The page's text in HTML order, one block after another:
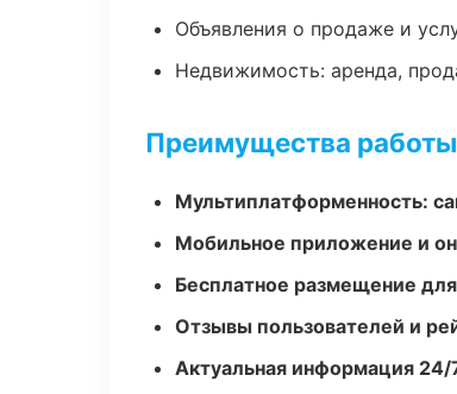
Объявления о продаже и
Недвижимость: аренда,
Преимущества
Мультиплатформенность:
Мобильное приложение и
Бесплатное размещение
Отзывы пользователей и
Актуальная информация 24/